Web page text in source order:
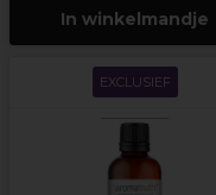
In winkelmandje
EXCLUSIEF